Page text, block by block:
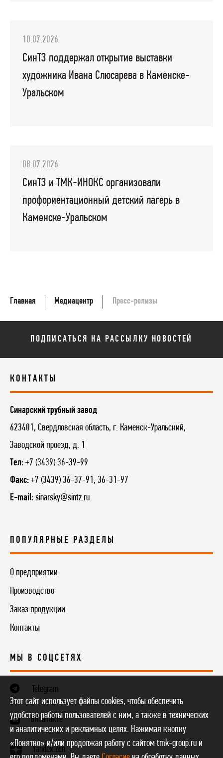
10.07.2026
СинТЗ поддержал открытие выставки
художника Ивана Слюсарева в Каменске-
Уральском
08.07.2026
СинТЗ и ТМК-ИНОКС организовали
профориентационный детский лагерь в
Каменске-Уральском
Главная Медиацентр Пресс-релизы
ПОДПИСАТЬСЯ НА РАССЫЛКУ НОВОСТЕЙ
КОНТАКТЫ
Синарский трубный завод
623401, Свердловская область, г. Каменск-Уральский,
Заводской проезд, д. 1
Тел: +7 (3439) 36-39-99
Факс: +7 (3439) 36-37-91, 36-31-97
E-mail: sinarsky@sintz.ru
ПОПУЛЯРНЫЕ РАЗДЕЛЫ
О предприятии
Производство
Заказ продукции
Контакты
МЫ В СОЦСЕТЯХ
Telegram
ВКонтакте
Yandex.Zen
Этот сайт использует файлы cookies, чтобы обеспечить
удобство работы пользователей с ним, а также в технических
и аналитических и рекламных целях. Нажимая кнопку
«Понятно» и/или продолжая работу с сайтом tmk-group.ru и